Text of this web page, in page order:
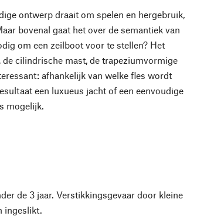
ontwerp draait om spelen en hergebruik,
bovenal gaat het over de semantiek van
om een zeilboot voor te stellen? Het
cilindrische mast, de trapeziumvormige
afhankelijk van welke fles wordt
een luxueus jacht of een eenvoudige
mogelijk.
de 3 jaar. Verstikkingsgevaar door kleine
ingeslikt.